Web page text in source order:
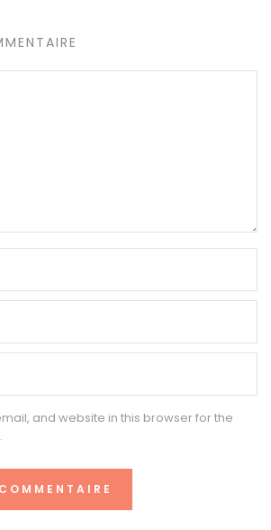
and website in this browser for the